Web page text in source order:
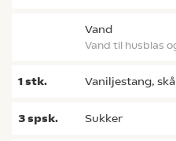
vand
Vand til husblas
1stk. vaniljestang,
3spsk. sukker